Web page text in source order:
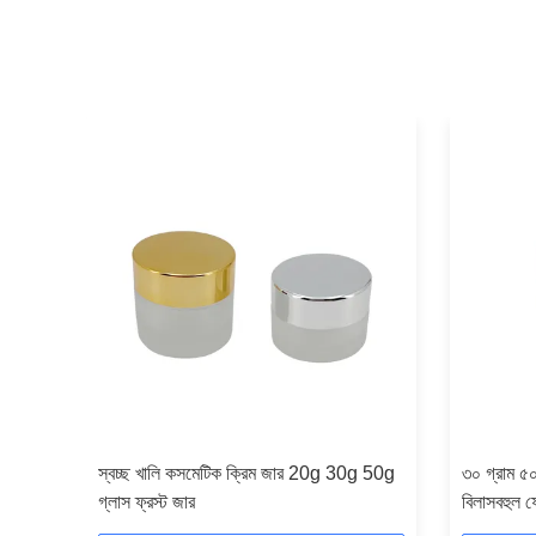
স্বচ্ছ খালি কসমেটিক ক্রিম জার 20g 30g 50g
গ্লাস ফ্রস্ট জার
৩০ গ্রাম
বিলাসবহুল